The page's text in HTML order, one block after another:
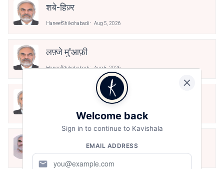
शबे-हिज़्र
HaneefShikohabadi Aug 5, 2026
लफ़्जे मु'आफ़ी
HaneefShikohabadi Aug 5, 2026
ख़्वाहिशों का सफाया
HaneefShikohabadi Aug 5, 2026
Welcome back
Sign in to continue to Kavishala
EMAIL ADDRESS
mail